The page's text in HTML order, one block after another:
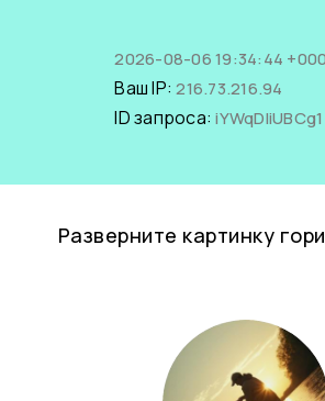
2026-08-06 19:34:44
Ваш IP:216.73.216.94
ID запроса:iYWqDIiUBCg1
Разверните картинку